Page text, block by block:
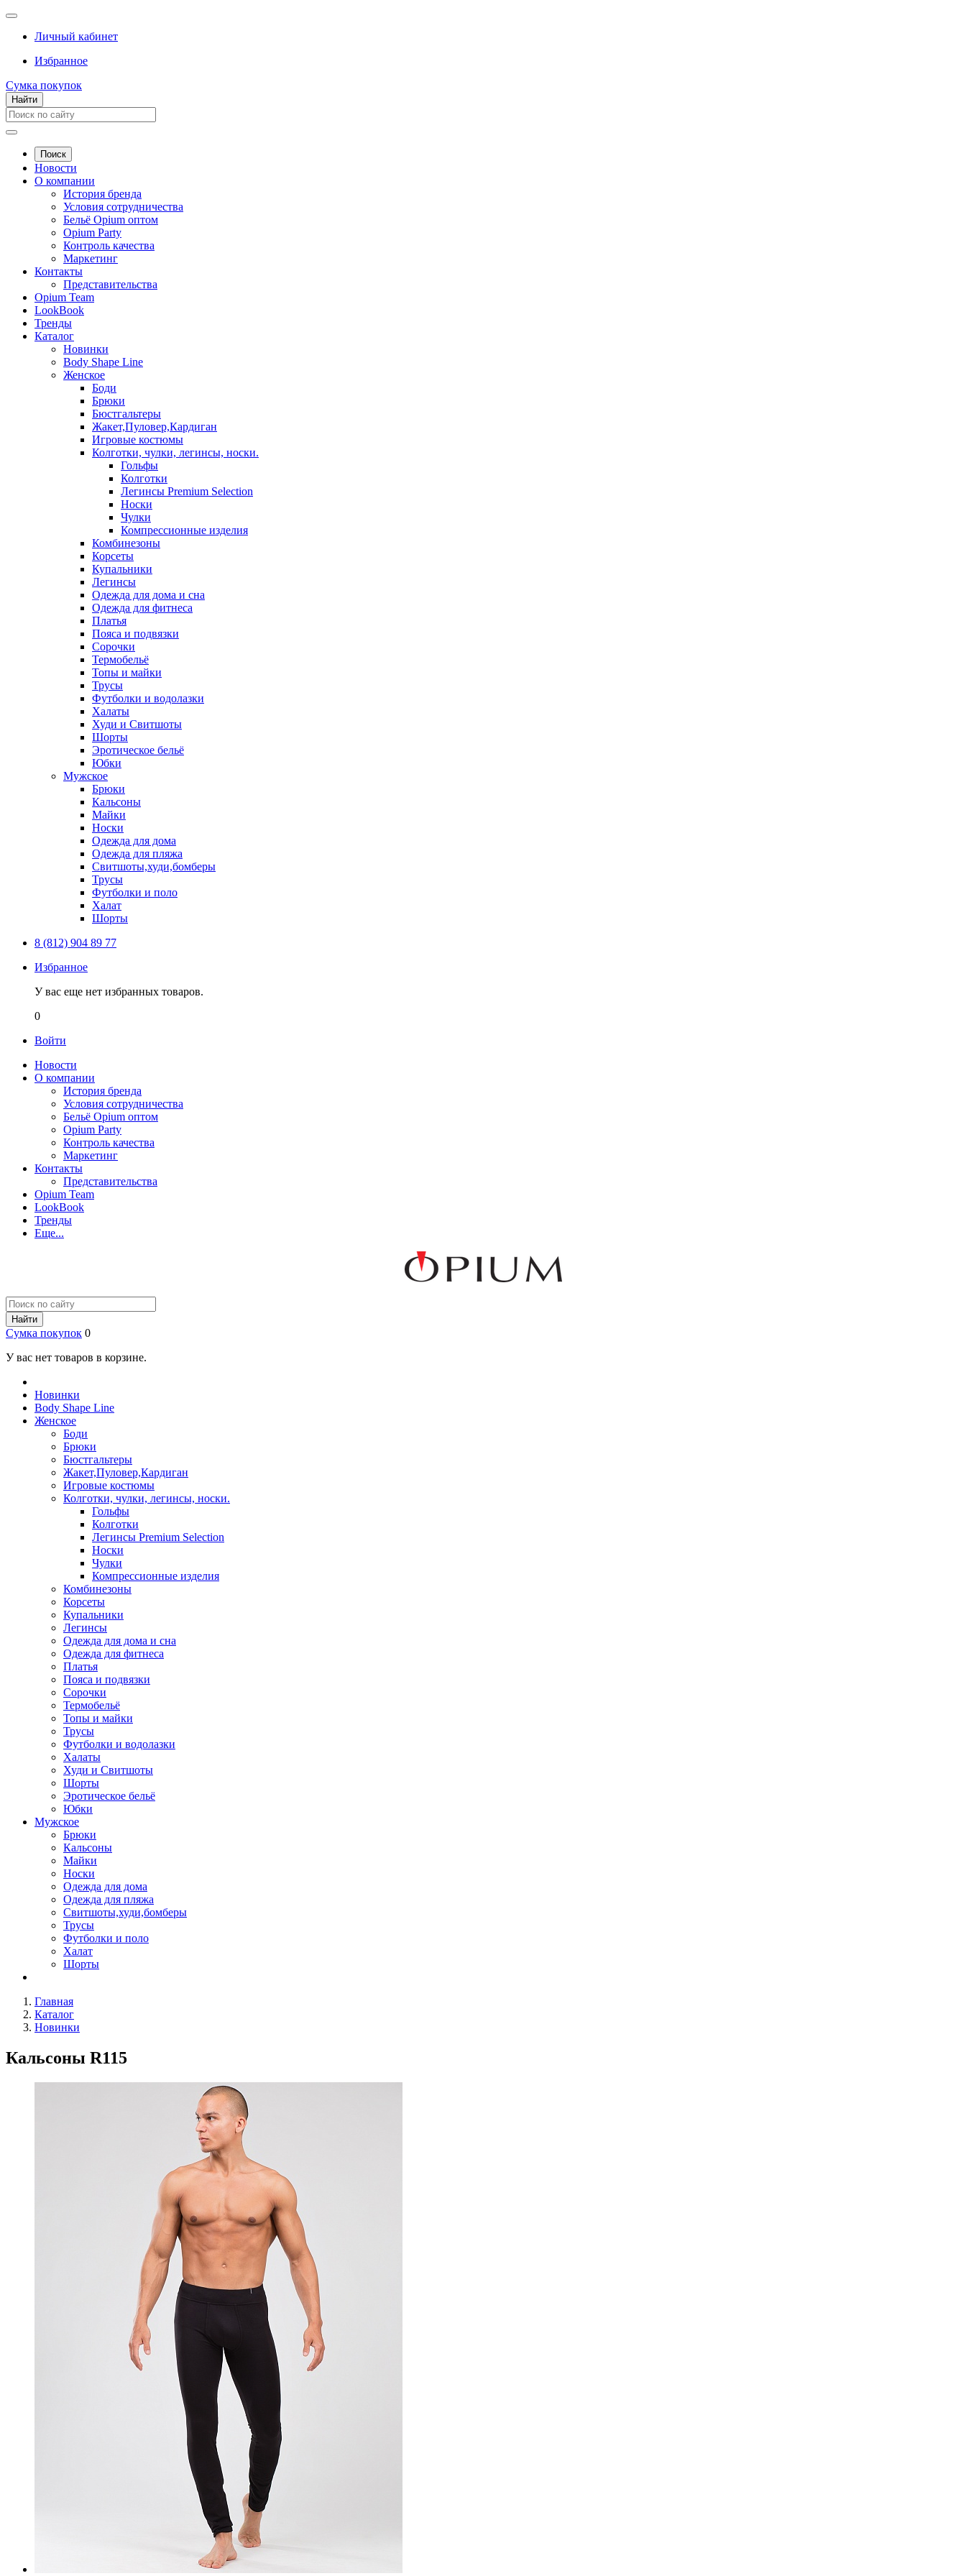
Личный кабинет
Избранное
Сумка покупок
Найти
Поиск
Новости
О компании
История бренда
Условия сотрудничества
Бельё Opium оптом
Opium Party
Контроль качества
Маркетинг
Контакты
Представительства
Opium Team
LookBook
Тренды
Каталог
Новинки
Body Shape Line
Женское
Боди
Брюки
Бюстгальтеры
Жакет,Пуловер,Кардиган
Игровые костюмы
Колготки, чулки, легинсы, носки.
Гольфы
Колготки
Легинсы Premium Selection
Носки
Чулки
Компрессионные изделия
Комбинезоны
Корсеты
Купальники
Легинсы
Одежда для дома и сна
Одежда для фитнеса
Платья
Пояса и подвязки
Сорочки
Термобельё
Топы и майки
Трусы
Футболки и водолазки
Халаты
Худи и Свитшоты
Шорты
Эротическое бельё
Юбки
Мужское
Брюки
Кальсоны
Майки
Носки
Одежда для дома
Одежда для пляжа
Свитшоты,худи,бомберы
Трусы
Футболки и поло
Халат
Шорты
8 (812) 904 89 77
Избранное
У вас еще нет избранных товаров.
0
Войти
Новости
О компании
История бренда
Условия сотрудничества
Бельё Opium оптом
Opium Party
Контроль качества
Маркетинг
Контакты
Представительства
Opium Team
LookBook
Тренды
Еще...
Найти
Сумка покупок 0
У вас нет товаров в корзине.
Новинки
Body Shape Line
Женское
Боди
Брюки
Бюстгальтеры
Жакет,Пуловер,Кардиган
Игровые костюмы
Колготки, чулки, легинсы, носки.
Гольфы
Колготки
Легинсы Premium Selection
Носки
Чулки
Компрессионные изделия
Комбинезоны
Корсеты
Купальники
Легинсы
Одежда для дома и сна
Одежда для фитнеса
Платья
Пояса и подвязки
Сорочки
Термобельё
Топы и майки
Трусы
Футболки и водолазки
Халаты
Худи и Свитшоты
Шорты
Эротическое бельё
Юбки
Мужское
Брюки
Кальсоны
Майки
Носки
Одежда для дома
Одежда для пляжа
Свитшоты,худи,бомберы
Трусы
Футболки и поло
Халат
Шорты
Главная
Каталог
Новинки
Кальсоны R115